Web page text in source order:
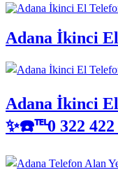
Adana İkinci
Adana İkinci
✨☎️℡0 322 422